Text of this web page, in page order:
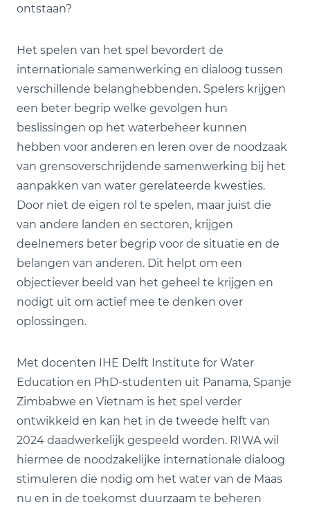
ontstaan?
Het spelen van het spel bevordert de
internationale samenwerking en dialoog tussen
verschillende belanghebbenden. Spelers krijgen
een beter begrip welke gevolgen hun
beslissingen op het waterbeheer kunnen
hebben voor anderen en leren over de noodzaak
van grensoverschrijdende samenwerking bij het
aanpakken van water gerelateerde kwesties.
Door niet de eigen rol te spelen, maar juist die
van andere landen en sectoren, krijgen
deelnemers beter begrip voor de situatie en de
belangen van anderen. Dit helpt om een
objectiever beeld van het geheel te krijgen en
nodigt uit om actief mee te denken over
oplossingen.
Met docenten IHE Delft Institute for Water
Education en PhD-studenten uit Panama, Spanje
Zimbabwe en Vietnam is het spel verder
ontwikkeld en kan het in de tweede helft van
2024 daadwerkelijk gespeeld worden. RIWA wil
hiermee de noodzakelijke internationale dialoog
stimuleren die nodig om het water van de Maas
nu en in de toekomst duurzaam te beheren